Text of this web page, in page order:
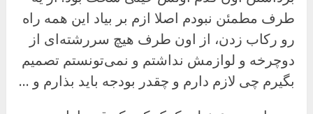
طرف مطمئن نبودم اصلا ازم بر بیاد این همه راه
رو رکاب زدن، از اون طرف هیچ سررشته‌ای از
دوچرخه و لوازمش نداشتم و نمی‌تونستم تصمیم
بگیرم چی لازم دارم و چقدر بودجه باید بذارم و …